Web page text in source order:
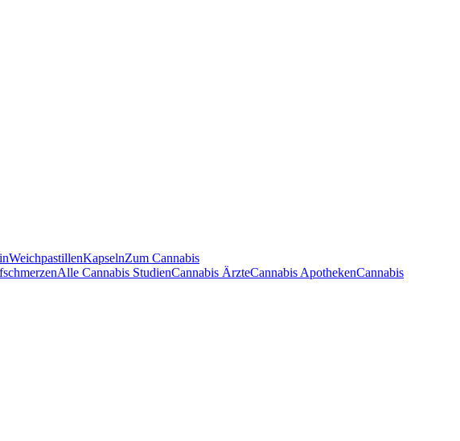
WeichpastillenKapselnZum Cannabis
Alle Cannabis StudienCannabis ÄrzteCannabis ApothekenCannabis